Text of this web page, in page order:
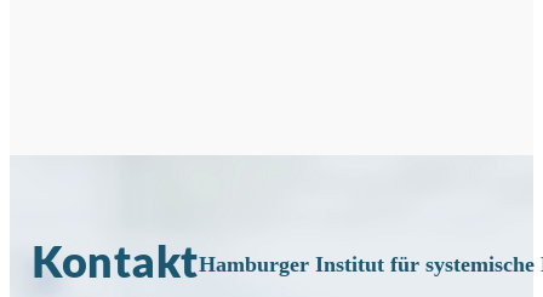
KontaktHamburger Institut für systemische